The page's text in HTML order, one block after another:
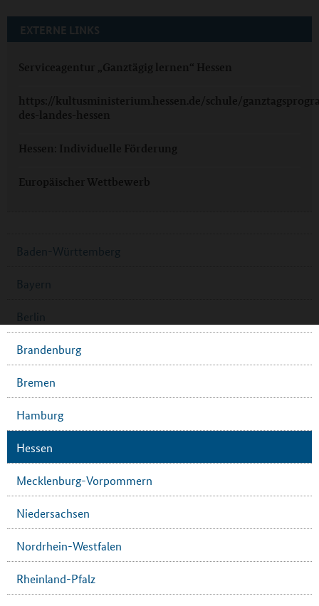
EXTERNE LINKS
Serviceagentur „Ganztägig lernen“ Hessen
https://kultusministerium.hessen.de/schule/
des-landes-hessen
Hessen: Individuelle Förderung
Europäischer Wettbewerb
Baden-Württemberg
Bayern
Berlin
Brandenburg
Bremen
Hamburg
Hessen
Mecklenburg-Vorpommern
Niedersachsen
Nordrhein-Westfalen
Rheinland-Pfalz